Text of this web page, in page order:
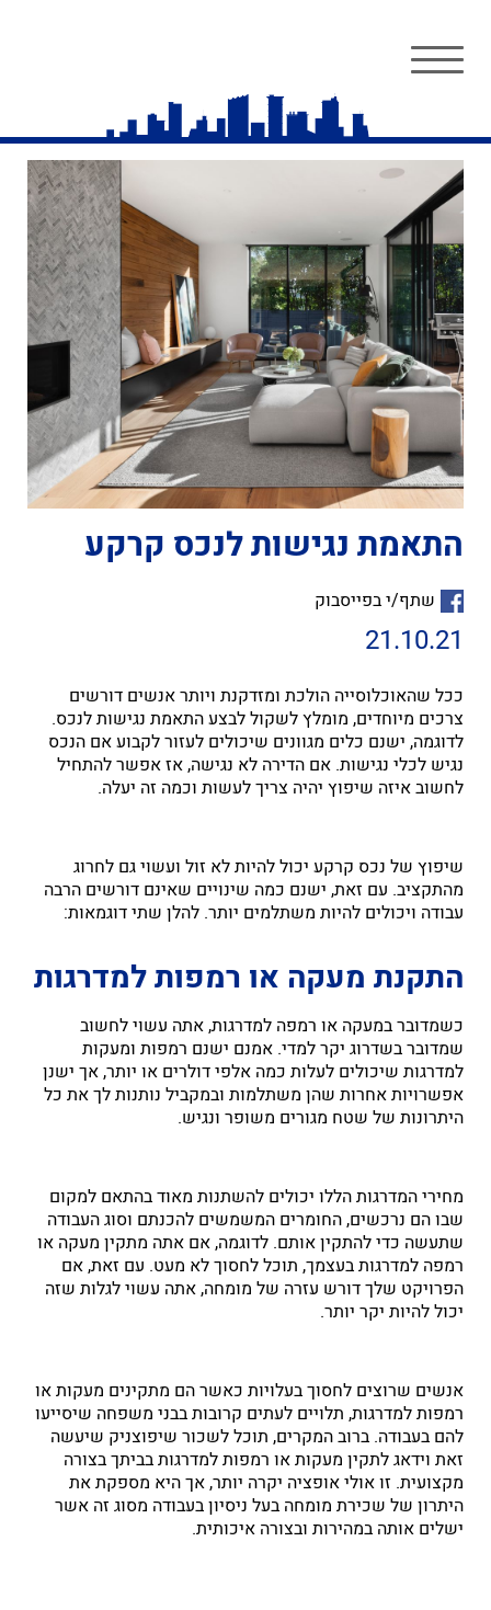
התאמת נגישות לנכס קרקע
שתף/י בפייסבוק
21.10.21
ככל שהאוכלוסייה הולכת ומזדקנת ויותר אנשים דורשים
צרכים מיוחדים, מומלץ לשקול לבצע התאמת נגישות לנכס.
לדוגמה, ישנם כלים מגוונים שיכולים לעזור לקבוע אם הנכס
נגיש לכלי נגישות. אם הדירה לא נגישה, אז אפשר להתחיל
לחשוב איזה שיפוץ יהיה צריך לעשות וכמה זה יעלה.
שיפוץ של נכס קרקע יכול להיות לא זול ועשוי גם לחרוג
מהתקציב. עם זאת, ישנם כמה שינויים שאינם דורשים הרבה
עבודה ויכולים להיות משתלמים יותר. להלן שתי דוגמאות:
התקנת מעקה או רמפות למדרגות
כשמדובר במעקה או רמפה למדרגות, אתה עשוי לחשוב
שמדובר בשדרוג יקר למדי. אמנם ישנם רמפות ומעקות
למדרגות שיכולים לעלות כמה אלפי דולרים או יותר, אך ישנן
אפשרויות אחרות שהן משתלמות ובמקביל נותנות לך את כל
היתרונות של שטח מגורים משופר ונגיש.
מחירי המדרגות הללו יכולים להשתנות מאוד בהתאם למקום
שבו הם נרכשים, החומרים המשמשים להכנתם וסוג העבודה
שתעשה כדי להתקין אותם. לדוגמה, אם אתה מתקין מעקה או
רמפה למדרגות בעצמך, תוכל לחסוך לא מעט. עם זאת, אם
הפרויקט שלך דורש עזרה של מומחה, אתה עשוי לגלות שזה
יכול להיות יקר יותר.
אנשים שרוצים לחסוך בעלויות כאשר הם מתקינים מעקות או
רמפות למדרגות, תלויים לעתים קרובות בבני משפחה שיסייעו
להם בעבודה. ברוב המקרים, תוכל לשכור שיפוצניק שיעשה
זאת וידאג לתקין מעקות או רמפות למדרגות בביתך בצורה
מקצועית. זו אולי אופציה יקרה יותר, אך היא מספקת את
היתרון של שכירת מומחה בעל ניסיון בעבודה מסוג זה אשר
ישלים אותה במהירות ובצורה איכותית.